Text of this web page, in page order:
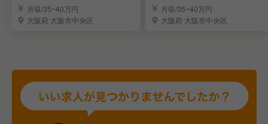
スタッフ
月収/35~40万円
大阪府 大阪市中央区
タッフ
月収/35~40万円
大阪府 大阪市中央区